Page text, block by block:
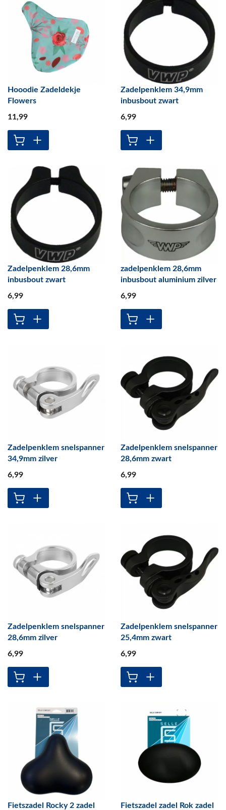
Hooodie Zadeldekje
Flowers
11,99
Zadelpenklem 34,9mm
inbusbout zwart
6,99
Zadelpenklem 28,6mm
inbusbout zwart
6,99
zadelpenklem 28,6mm
inbusbout aluminium zilver
6,99
Zadelpenklem snelspanner
34,9mm zilver
6,99
Zadelpenklem snelspanner
28,6mm zwart
6,99
Zadelpenklem snelspanner
28,6mm zilver
6,99
Zadelpenklem snelspanner
25,4mm zwart
6,99
Fietszadel Rocky 2 zadel
Fietszadel zadel Rok zadel